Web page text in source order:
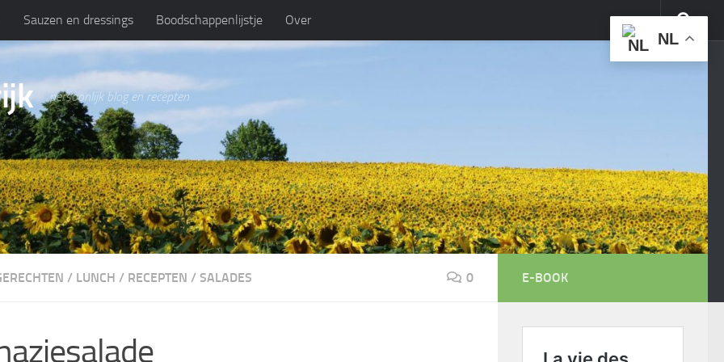
Sauzen en dressings Boodschappenlijstje Over
persoonlijk blog en recepten
/ LUNCH / RECEPTEN / SALADES 0 E-BOOK
NL